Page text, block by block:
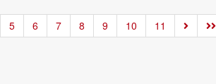
5 6 7 8 9 10 11